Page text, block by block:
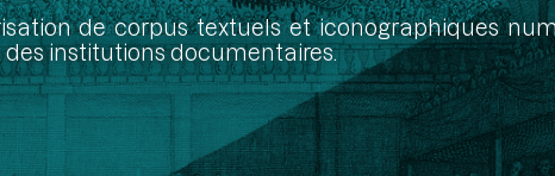
de corpus textuels et iconographiques
institutions documentaires.